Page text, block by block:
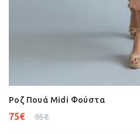
Ροζ Πουά Midi Φούστα
95€
75€